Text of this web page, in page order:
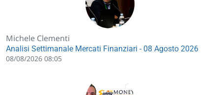
Michele Clementi
Analisi Settimanale Mercati Finanziari - 08 Agosto 2026
08/08/2026 08:05